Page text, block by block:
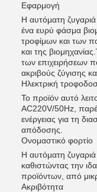
Εφαρμογή
Η αυτόματη ζυγαριά
ένα ευρύ φάσμα
τροφίμων και των
και της
των επιχειρήσεων
ακριβούς ζύγισης
Ηλεκτρική
Το προϊόν αυτό
AC220V/50Hz,
ενέργειας για τη
απόδοσης.
Ονομαστικό φορτίο
Η αυτόματη ζυγαριά
καθιστώντας την
προϊόντων, από
Ακριβότητα